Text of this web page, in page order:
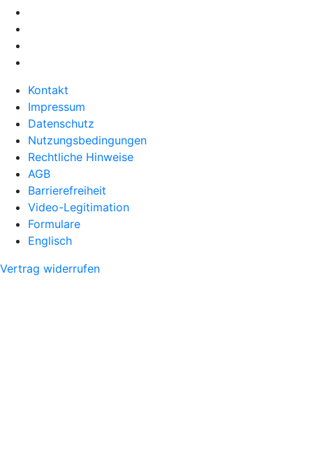
Kontakt
Impressum
Datenschutz
Nutzungsbedingungen
Rechtliche Hinweise
AGB
Barrierefreiheit
Video-Legitimation
Formulare
Englisch
Vertrag widerrufen